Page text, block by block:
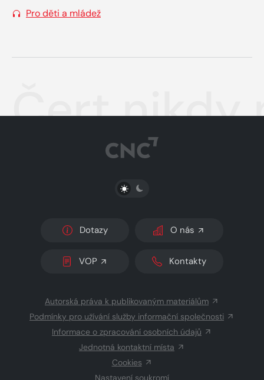
Pro děti a mládež
Čert nikdy
PŘEPNOUT SVĚTLÝ/TMAVÝ REŽIM
Dotazy O nás
VOP Kontakty
Autorská práva k publikovaným materiálům
Podmínky pro užívání služby informační společnosti
Informace o zpracování osobních údajů
Jednotná kontaktní místa
Cookies
Nastavení soukromí